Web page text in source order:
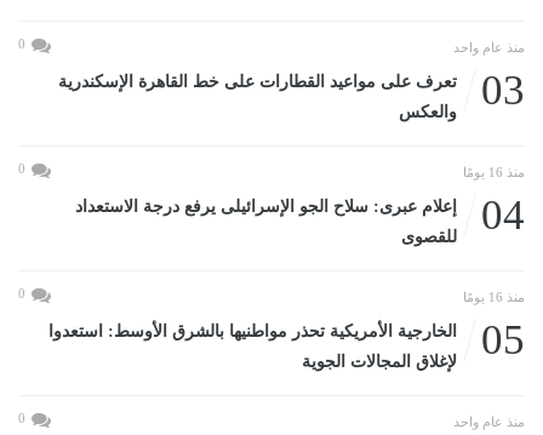
منذ عام واحد 0
03
تعرف على مواعيد القطارات على خط القاهرة الإسكندرية
والعكس
منذ 16 يومًا 0
04
إعلام عبرى: سلاح الجو الإسرائيلى يرفع درجة الاستعداد
للقصوى
منذ 16 يومًا 0
05
الخارجية الأمريكية تحذر مواطنيها بالشرق الأوسط: استعدوا
لإغلاق المجالات الجوية
منذ عام واحد 0